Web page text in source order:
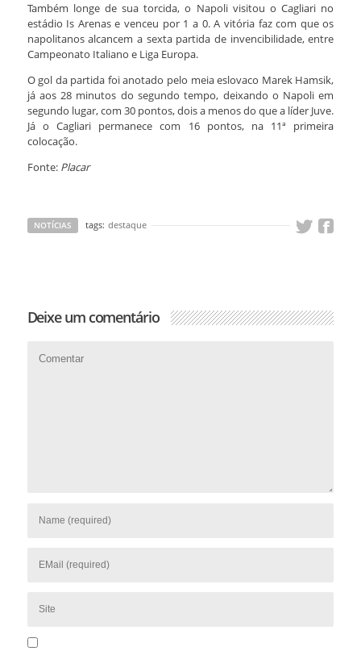
Também longe de sua torcida, o Napoli visitou o Cagliari no
estádio Is Arenas e venceu por 1 a 0. A vitória faz com que os
napolitanos alcancem a sexta partida de invencibilidade, entre
Campeonato Italiano e Liga Europa.
O gol da partida foi anotado pelo meia eslovaco Marek Hamsik,
já aos 28 minutos do segundo tempo, deixando o Napoli em
segundo lugar, com 30 pontos, dois a menos do que a líder Juve.
Já o Cagliari permanece com 16 pontos, na 11ª primeira
colocação.
Fonte:Placar
NOTÍCIAS tags: destaque
Deixe um comentário